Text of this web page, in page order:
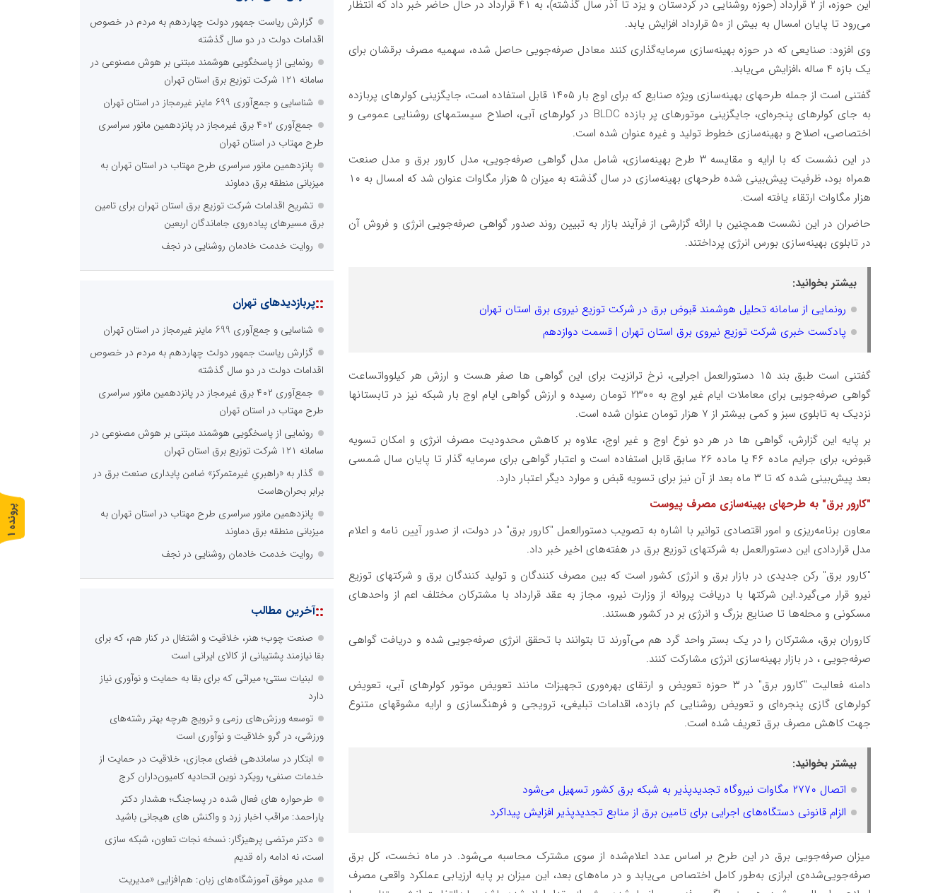
این حوزه، از ۲ قرارداد (حوزه روشنایی در کردستان و یزد تا آذر سال گذشته)، به ۴۱ قرارداد در حال حاضر خبر داد که انتظار
می‌رود تا پایان امسال به بیش از ۵۰ قرارداد افزایش یابد.
وی افزود: صنایعی که در حوزه بهینه‌سازی سرمایه‌گذاری کنند معادل صرفه‌جویی حاصل شده، سهمیه مصرف برقشان برای
یک بازه ۴ ساله ،افزایش می‌یابد.
گفتنی است از جمله طرحهای بهینه‌سازی ویژه صنایع که برای اوج بار ۱۴۰۵ قابل استفاده است، جایگزینی کولرهای پربازده
به جای کولرهای پنجره‌ای، جایگزینی موتورهای پر بازده BLDC در کولرهای آبی، اصلاح سیستمهای روشنایی عمومی و
اختصاصی، اصلاح و بهینه‌سازی خطوط تولید و غیره عنوان شده است.
در این نشست که با ارایه و مقایسه ۳ طرح بهینه‌سازی، شامل مدل گواهی صرفه‌جویی، مدل کارور برق و مدل صنعت
همراه بود، ظرفیت پیش‌بینی شده طرحهای بهینه‌سازی در سال گذشته به میزان ۵ هزار مگاوات عنوان شد که امسال به ۱۰
هزار مگاوات ارتقاء یافته است.
حاضران در این نشست همچنین با ارائه گزارشی از فرآیند بازار به تبیین روند صدور گواهی صرفه‌جویی انرژی و فروش آن
در تابلوی بهینه‌سازی بورس انرژی پرداختند.
بیشتر بخوانید:
رونمایی از سامانه تحلیل هوشمند قبوض برق در شرکت توزیع نیروی برق استان تهران
پادکست خبری شرکت توزیع نیروی برق استان تهران | قسمت دوازدهم
گفتنی است طبق بند ۱۵ دستورالعمل اجرایی، نرخ ترانزیت برای این گواهی ها صفر هست و ارزش هر کیلوواتساعت
گواهی صرفه‌جویی برای معاملات ایام غیر اوج به ۲۳۰۰ تومان رسیده و ارزش گواهی ایام اوج بار شبکه نیز در تابستانها
نزدیک به تابلوی سبز و کمی بیشتر از ۷ هزار تومان عنوان شده است.
بر پایه این گزارش، گواهی ها در هر دو نوع اوج و غیر اوج، علاوه بر کاهش محدودیت مصرف انرژی و امکان تسویه
قبوض، برای جرایم ماده ۴۶ یا ماده ۲۶ سابق قابل استفاده است و اعتبار گواهی برای سرمایه گذار تا پایان سال شمسی
بعد پیش‌بینی شده که تا ۳ ماه بعد از آن نیز برای تسویه قبض و موارد دیگر اعتبار دارد.
"کارور برق" به طرحهای بهینه‌سازی مصرف پیوست
معاون برنامه‌ریزی و امور اقتصادی توانیر با اشاره به تصویب دستورالعمل "کارور برق" در دولت، از صدور آیین نامه و اعلام
مدل قراردادی این دستورالعمل به شرکتهای توزیع برق در هفته‌های اخیر خبر داد.
"کارور برق" رکن جدیدی در بازار برق و انرژی کشور است که بین مصرف کنندگان و تولید کنندگان برق و شرکتهای توزیع
نیرو قرار می‌گیرد.این شرکتها با دریافت پروانه از وزارت نیرو، مجاز به عقد قرارداد با مشترکان مختلف اعم از واحدهای
مسکونی و محله‌ها تا صنایع بزرگ و انرژی بر در کشور هستند.
کاروران برق، مشترکان را در یک بستر واحد گرد هم می‌آورند تا بتوانند با تحقق انرژی صرفه‌جویی شده و دریافت گواهی
صرفه‌جویی ، در بازار بهینه‌سازی انرژی مشارکت کنند.
دامنه فعالیت "کارور برق" در ۳ حوزه تعویض و ارتقای بهره‌وری تجهیزات مانند تعویض موتور کولرهای آبی، تعویض
کولرهای گازی پنجره‌ای و تعویض روشنایی کم بازده، اقدامات تبلیغی، ترویجی و فرهنگسازی و ارایه مشوقهای متنوع
جهت کاهش مصرف برق تعریف شده است.
بیشتر بخوانید:
اتصال ۲۷۷۰ مگاوات نیروگاه تجدیدپذیر به شبکه برق کشور تسهیل می‌شود
الزام قانونی دستگاه‌های اجرایی برای تامین برق از منابع تجدیدپذیر افزایش پیداکرد
میزان صرفه‌جویی برق در این طرح بر اساس عدد اعلام‌شده از سوی مشترک محاسبه می‌شود. در ماه نخست، کل برق
صرفه‌جویی‌شده‌ی ابرازی به‌طور کامل اختصاص می‌یابد و در ماه‌های بعد، این میزان بر پایه ارزیابی عملکرد واقعی مصرف
گزارش ریاست جمهور دولت چهاردهم به مردم در خصوص
اقدامات دولت در دو سال گذشته
رونمایی از پاسخگویی هوشمند مبتنی بر هوش مصنوعی در
سامانه ۱۲۱ شرکت توزیع برق استان تهران
شناسایی و جمع‌آوری 699 ماینر غیرمجاز در استان تهران
جمع‌آوری ۴۰۲ برق غیرمجاز در پانزدهمین مانور سراسری
طرح مهتاب در استان تهران
پانزدهمین مانور سراسری طرح مهتاب در استان تهران به
میزبانی منطقه برق دماوند
تشریح اقدامات شرکت توزیع برق استان تهران برای تامین
برق مسیرهای پیاده‌روی جاماندگان اربعین
روایت خدمت خادمان روشنایی در نجف
::پربازدیدهای تهران
شناسایی و جمع‌آوری 699 ماینر غیرمجاز در استان تهران
گزارش ریاست جمهور دولت چهاردهم به مردم در خصوص
اقدامات دولت در دو سال گذشته
جمع‌آوری ۴۰۲ برق غیرمجاز در پانزدهمین مانور سراسری
طرح مهتاب در استان تهران
رونمایی از پاسخگویی هوشمند مبتنی بر هوش مصنوعی در
سامانه ۱۲۱ شرکت توزیع برق استان تهران
گذار به «راهبریِ غیرمتمرکز» ضامن پایداری صنعت برق در
برابر بحران‌هاست
پانزدهمین مانور سراسری طرح مهتاب در استان تهران به
میزبانی منطقه برق دماوند
روایت خدمت خادمان روشنایی در نجف
::آخرین مطالب
صنعت چوب؛ هنر، خلاقیت و اشتغال در کنار هم، که برای
بقا نیازمند پشتیبانی از کالای ایرانی است
لبنیات سنتی؛ میراثی که برای بقا به حمایت و نوآوری نیاز
دارد
توسعه ورزش‌های رزمی و ترویج هرچه بهتر رشته‌های
ورزشی، در گرو خلاقیت و نوآوری است
ابتکار در ساماندهی فضای مجازی، خلاقیت در حمایت از
خدمات صنفی؛ رویکرد نوین اتحادیه کامیون‌داران کرج
طرحواره های فعال شده در پساجنگ؛ هشدار دکتر
یاراحمد: مراقب اخبار زرد و واکنش های هیجانی باشید
دکتر مرتضی پرهیزگار: نسخه نجات تعاون، شبکه سازی
است، نه ادامه راه قدیم
مدیر موفق آموزشگاه‌های زبان: هم‌افزایی «مدیریت
پ
ر
و
ن
د
ه
1